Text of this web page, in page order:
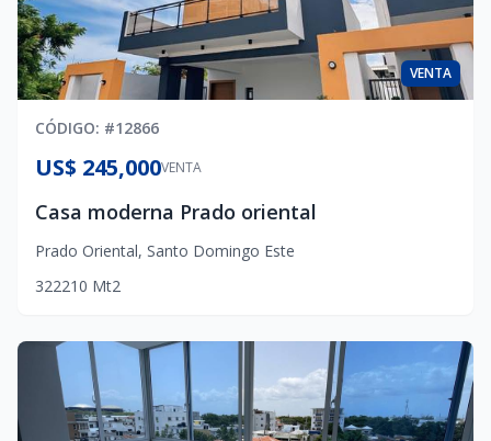
VENTA
CÓDIGO: #12866
VENTA
US$ 245,000
Casa moderna Prado oriental
Prado Oriental, Santo Domingo Este
322210 Mt2